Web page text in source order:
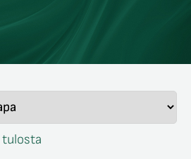
tulosta